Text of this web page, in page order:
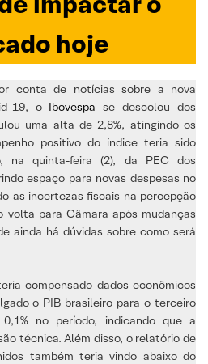
hoje
conta de notícias sobre a nova
19, o Ibovespa se descolou dos
uma alta de 2,8%, atingindo os
positivo do índice teria sido
na quinta-feira (2), da PEC dos
espaço para novas despesas no
as incertezas fiscais na percepção
volta para Câmara após mudanças
ainda há dúvidas sobre como será
compensado dados econômicos
o PIB brasileiro para o terceiro
no período, indicando que a
técnica. Além disso, o relatório de
também teria vindo abaixo do